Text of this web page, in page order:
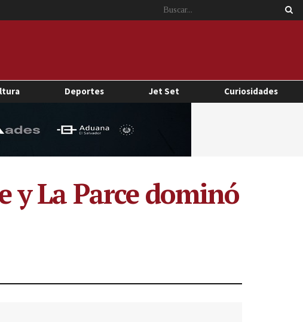
Deportes Jet Set Curiosidades
y La Parce dominó